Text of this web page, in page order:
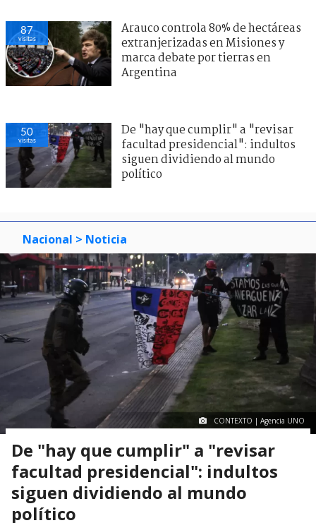
87
visitas
Arauco controla 80% de hectáreas
extranjerizadas en Misiones y
marca debate por tierras en
Argentina
50
visitas
De "hay que cumplir" a "revisar
facultad presidencial": indultos
siguen dividiendo al mundo
político
Nacional > Noticia
CONTEXTO | Agencia UNO
De "hay que cumplir" a "revisar
facultad presidencial": indultos
siguen dividiendo al mundo
político